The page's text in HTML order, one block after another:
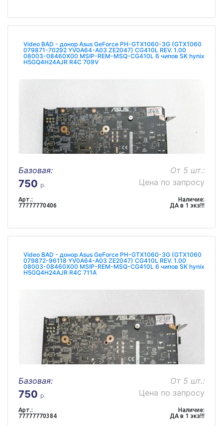
Video BAD - донор Asus GeForce PH-GTX1060-3G (GTX1060
079871-70292 YV0A64-A03 ZE2047) CG410L REV. 1.00
08003-08460X00 MSIP-REM-MSQ-CG410L 6 чипов SK hynix
H5GQ4H24AJR R4C 709V
Базовая:
750 р.
От 5 шт.:
Цена по запросу
Арт.:
77777770406
Наличие:
ДА в 1 экз!!!
Video BAD - донор Asus GeForce PH-GTX1060-3G (GTX1060
079872-96118 YV0A64-A03 ZE2047) CG410L REV. 1.00
08003-08460X00 MSIP-REM-MSQ-CG410L 6 чипов SK hynix
H5GQ4H24AJR R4C 711A
Базовая:
750 р.
От 5 шт.:
Цена по запросу
Арт.:
77777770384
Наличие:
ДА в 1 экз!!!